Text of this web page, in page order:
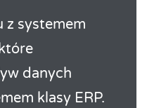
z systemem
danych
klasy ERP.